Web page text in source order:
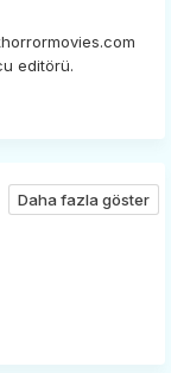
editörü.
Daha fazla göster